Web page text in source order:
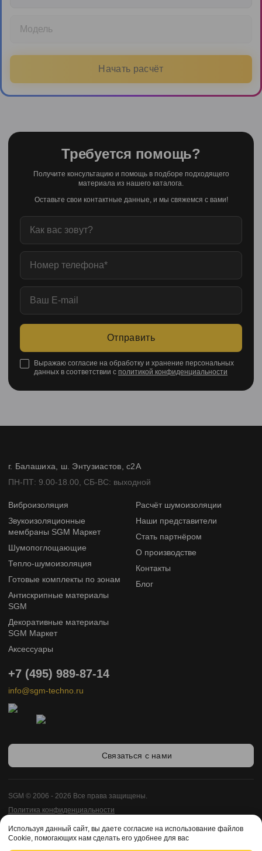
Модель
Начать расчёт
Требуется помощь?
Получите консультацию и помощь в подборе подходящего
материала из нашего каталога.
Оставьте свои контактные данные, и мы свяжемся с вами!
Отправить
Выражаю согласие на обработку и хранение персональных
данных в соответствии с политикой конфиденциальности
г. Балашиха, ш. Энтузиастов, с2А
ПН-ПТ: 9.00-18.00, СБ-ВС: выходной
Виброизоляция
Звукоизоляционные
мембраны SGM Маркет
Шумопоглощающие
Тепло-шумоизоляция
Готовые комплекты по зонам
Антискрипные материалы
SGM
Декоративные материалы
SGM Маркет
Аксессуары
Расчёт шумоизоляции
Наши представители
Стать партнёром
О производстве
Контакты
Блог
+7 (495) 989-87-14
info@sgm-techno.ru
Связаться с нами
SGM © 2006 - 2026 Все права защищены.
Политика конфиденциальности
Карта сайта
Разработка сайта -Enigma Web Studio
Используя данный сайт, вы даете согласие на использование файлов
Cookie, помогающих нам сделать его удобнее для вас